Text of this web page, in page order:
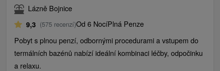
Lázně Bojnice
9,3 (575 recenzí)Od 6 NocíPlná Penze
Pobyt s plnou penzí, odbornými procedurami a vstupem do
termálních bazénů nabízí ideální kombinaci léčby, odpočinku
a relaxu.